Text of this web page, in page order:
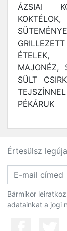
ÁZSIAI
ÉTELEK,
MAJONÉZ,
SÜLT
PÉKÁRUK
Értesülsz
Bármikor
adatainkat a jogi